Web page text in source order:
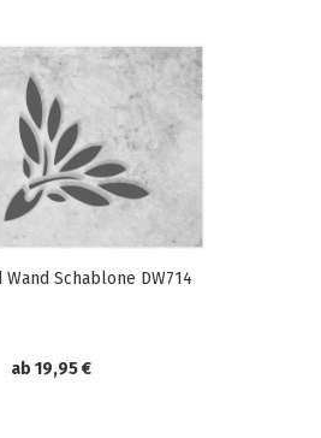
Wand Schablone DW714
ab 19,95 €